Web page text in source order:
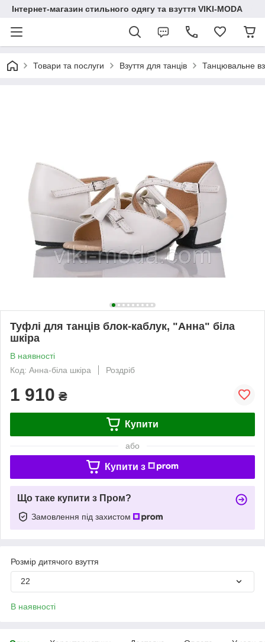
Інтернет-магазин стильного одягу та взуття VIKI-MODA
Товари та послуги Взуття для танців Танцювальне
Туфлі для танців блок-каблук, "Анна" біла
шкіра
В наявності
Код: Анна-біла шкіра
Роздріб
1 910 ₴
Купити
або
Купити з
Що таке купити з Пром?
Замовлення під захистом
Розмір дитячого взуття
22
В наявності